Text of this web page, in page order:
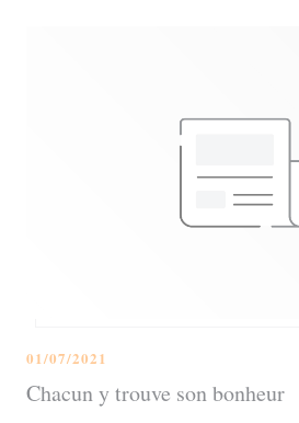
Chacun y trouve son bonheur
01/07/2021